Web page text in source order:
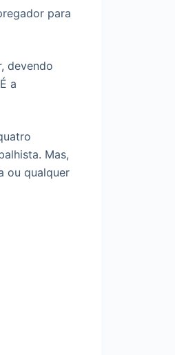
para
devendo
a
Mas,
ou qualquer